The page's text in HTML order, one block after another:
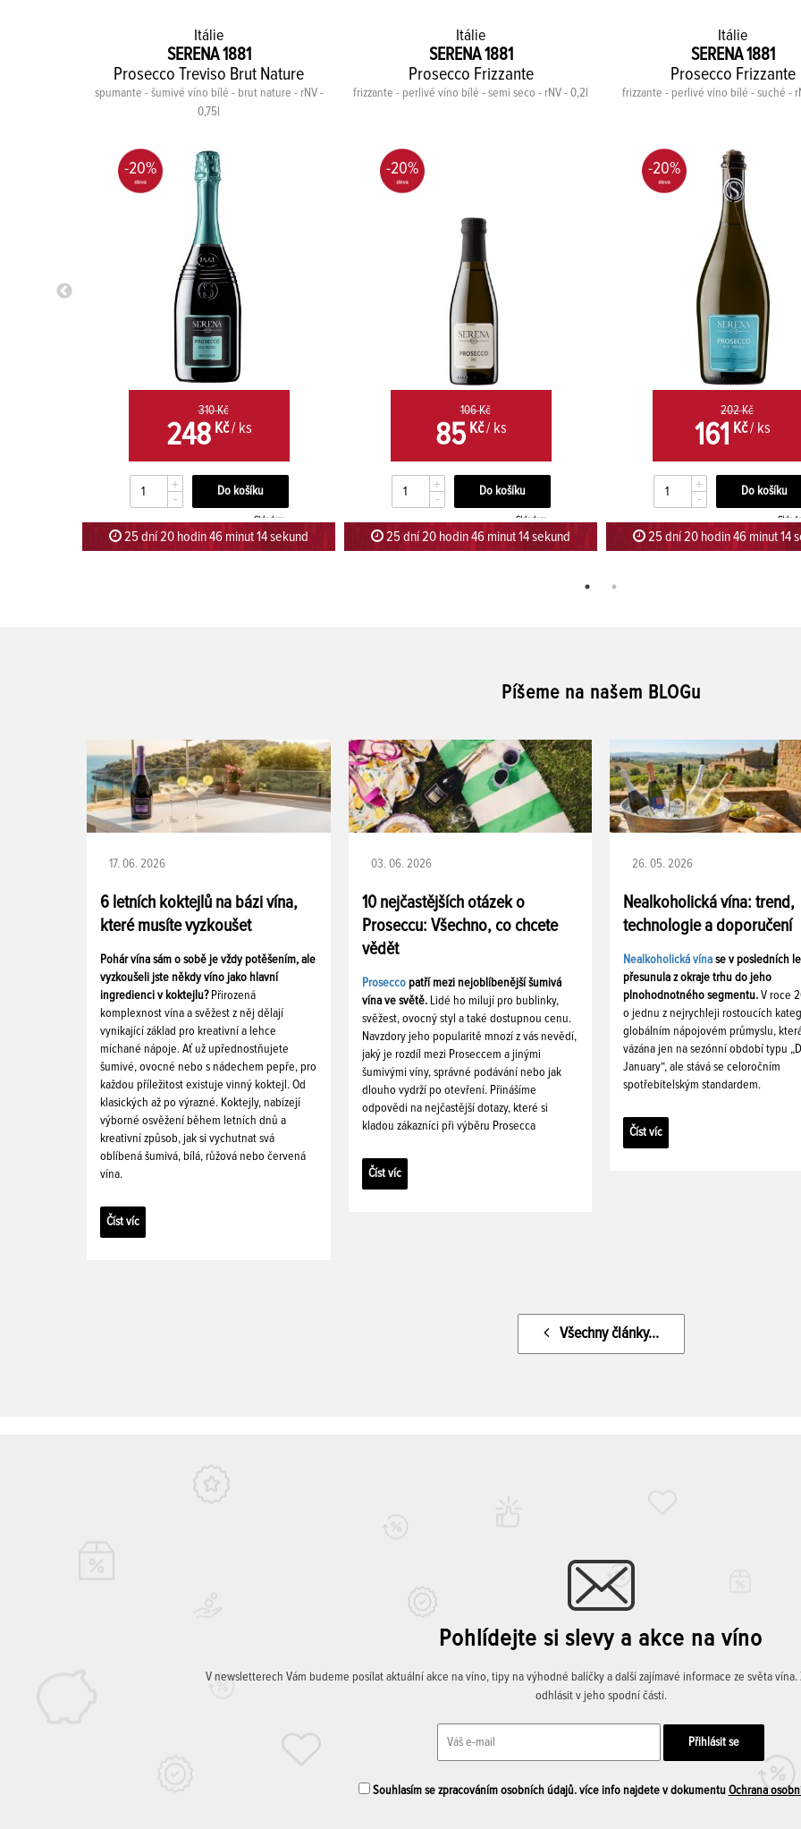
Itálie
SERENA 1881
Prosecco Treviso Brut Nature
spumante - šumivé víno bílé - brut nature - rNV -
0,75l
-20%
310 Kč
248Kč/ ks
+
-
Skladem
25 dní 20 hodin 46 minut 13 sekund
Itálie
SERENA 1881
Prosecco Frizzante
frizzante - perlivé víno bílé - semi seco - rNV - 0,2l
-20%
106 Kč
85 Kč/ ks
+
-
Skladem
25 dní 20 hodin 46 minut 13 sekund
Itálie
SERENA 1881
Prosecco Frizzante
frizzante - perlivé víno bílé - suché -
-20%
202 Kč
161 Kč/ ks
+
-
25 dní 20 hodin 46 minut 13
Píšeme na našem BLOGu
17. 06. 2026
6 letních koktejlů na bázi vína,
které musíte vyzkoušet
Pohár vína sám o sobě je vždy potěšením, ale
vyzkoušeli jste někdy víno jako hlavní
ingredienci v koktejlu? Přirozená
komplexnost vína a svěžest z něj dělají
vynikající základ pro kreativní a lehce
míchané nápoje. Ať už upřednostňujete
šumivé, ovocné nebo s nádechem pepře, pro
každou příležitost existuje vinný koktejl. Od
klasických až po výrazné. Koktejly, nabízejí
výborné osvěžení během letních dnů a
kreativní způsob, jak si vychutnat svá
oblíbená šumivá, bílá, růžová nebo červená
vína.
Číst víc
03. 06. 2026
10 nejčastějších otázek o
Proseccu: Všechno, co chcete
vědět
Proseccopatří mezi nejoblíbenější šumivá
vína ve světě. Lidé ho milují pro bublinky,
svěžest, ovocný styl a také dostupnou cenu.
Navzdory jeho popularitě mnozí z vás nevědí,
jaký je rozdíl mezi Proseccem a jinými
šumivými víny, správné podávání nebo jak
dlouho vydrží po otevření. Přinášíme
odpovědi na nejčastější dotazy, které si
kladou zákazníci při výběru Prosecca
Číst víc
26. 05. 2026
Nealkoholická vína: trend,
technologie a doporučení
Nealkoholická vína se v posledních
přesunula z okraje trhu do jeho
plnohodnotného segmentu. V roce
o jednu z nejrychleji rostoucích
globálním nápojovém průmyslu,
vázána jen na sezónní období typu
January“, ale stává se celoročním
spotřebitelským standardem.
Číst víc
Všechny články...
Pohlídejte si slevy a akce na víno
V newsletterech Vám budeme posílat aktuální akce na víno, tipy na výhodné balíčky a další zajímavé informace ze světa
odhlásit v jeho spodní části.
Souhlasím se zpracováním osobních údajů. více info najdete v dokumentu Ochrana